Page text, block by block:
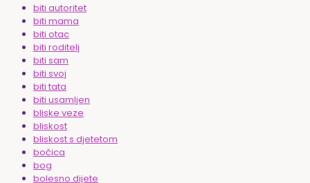
biti autoritet
biti mama
biti otac
biti roditelj
biti sam
biti svoj
biti tata
biti usamljen
bliske veze
bliskost
bliskost s djetetom
bočica
bog
bolesno dijete